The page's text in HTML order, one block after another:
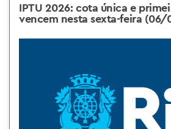
IPTU 2026: cota única e
vencem nesta sexta-feira (06/